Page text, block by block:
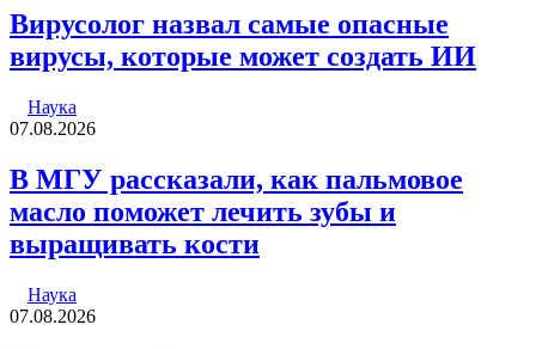
Вирусолог назвал самые опасные
вирусы, которые может создать ИИ
Наука
07.08.2026
В МГУ рассказали, как пальмовое
масло поможет лечить зубы и
выращивать кости
Наука
07.08.2026